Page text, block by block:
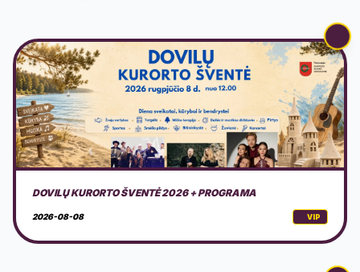
AMERICAN MOTOR FEST 2026
2026-08-08 VIP